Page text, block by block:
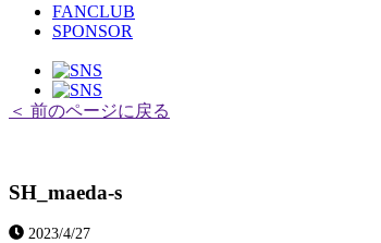
FANCLUB
SPONSOR
＜ 前のページに戻る
SH_maeda-s
2023/4/27